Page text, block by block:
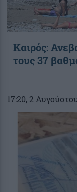
Καιρός:
τους 37
17:20, 2